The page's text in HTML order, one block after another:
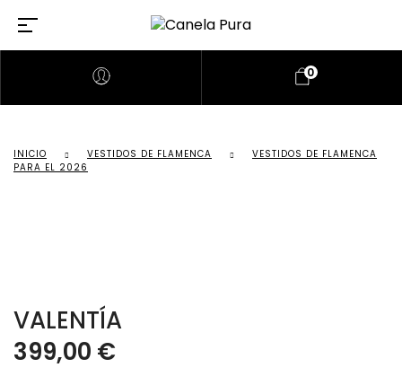
0
INICIO VESTIDOS DE FLAMENCA
VESTIDOS DE FLAMENCA
PARA EL 2026
VALENTÍA
399,00 €